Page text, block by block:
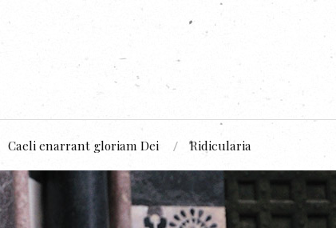
Caeli enarrant gloriam Dei Ridicularia